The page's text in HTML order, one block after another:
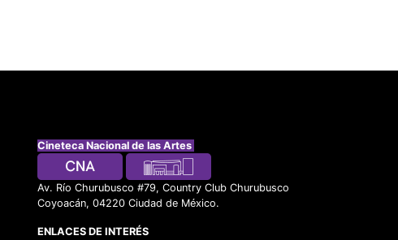
Cineteca Nacional de las Artes
Av. Río Churubusco #79, Country Club Churubusco
Coyoacán, 04220 Ciudad de México.
ENLACES DE INTERÉS